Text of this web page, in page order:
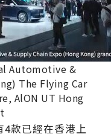
Automotive &
The Flying Car
AlON UT Hong
4款已經在香港上